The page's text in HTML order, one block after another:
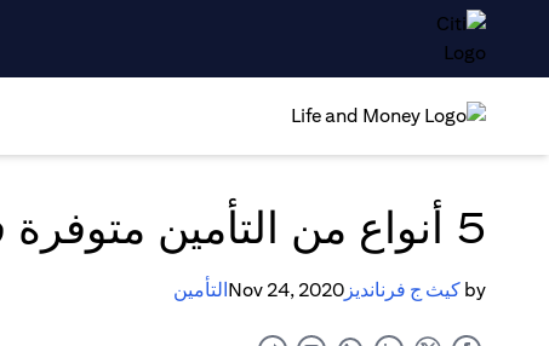
5 أنواع من التأمين متوفرة في الإمارات
by كيث ج فرنانديز Nov 24, 2020التأمين